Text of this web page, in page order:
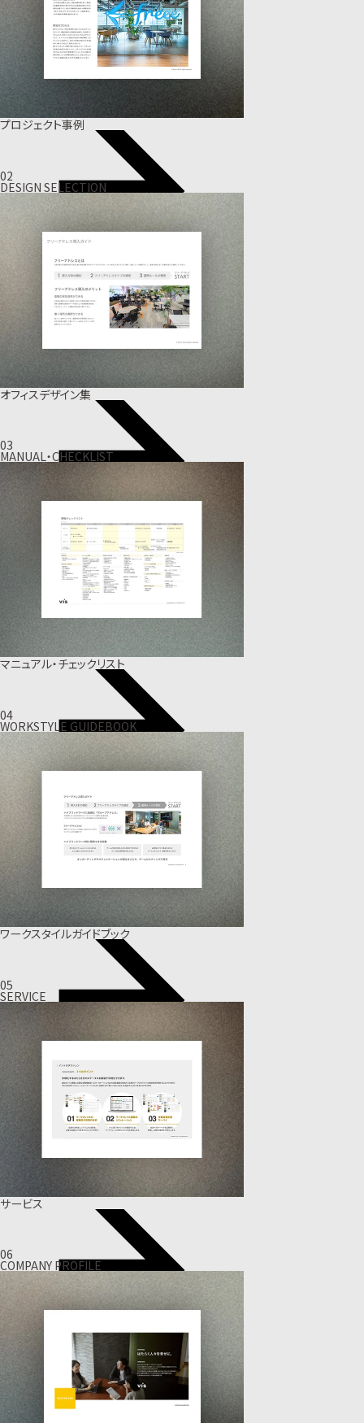
プロジェクト事例
02
DESIGN SELECTION
オフィスデザイン集
03
MANUAL・CHECKLIST
マニュアル・チェックリスト
04
WORKSTYLE GUIDEBOOK
ワークスタイルガイドブック
05
SERVICE
サービス
06
COMPANY PROFILE